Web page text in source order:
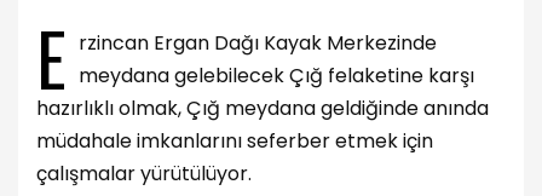
E rzincan Ergan Dağı Kayak Merkezinde
meydana gelebilecek Çığ felaketine karşı
hazırlıklı olmak, Çığ meydana geldiğinde anında
müdahale imkanlarını seferber etmek için
çalışmalar yürütülüyor.